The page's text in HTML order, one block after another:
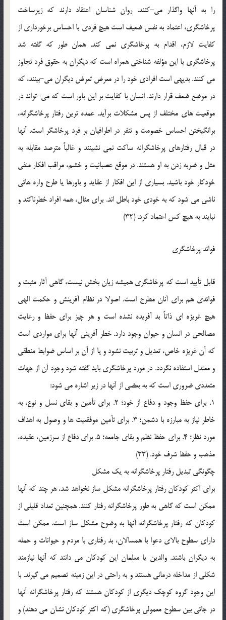
را به آنها واگذار می-کنند. روان شناسان اعتقاد دارند که زیرساخت
پرخاشگری، اعتماد به نفس ضعیف است هیچ فردی با احساس برخورداری از
کفایت لازم، اقدام به پرخاشگری نمی کند. همان طور که گفته شد
پرخاشگری با این مؤلفه شناختی همراه است که دیگران به حقوق فرد تجاوز
می کنند. بدیهی است افرادی خود را در معرض تعرض دیگران می-بینند، که
در موضع ضعف قرار دارند. انسان با کفایت بر این باور است که می-تواند در
موقعیت های مختلف از پس مشکلات برآید. عمده ترین رفتار پرخاشگرانه،
برانگیختن احساس خصومت و تنفر در اطرافیان بر فرد پرخاشگر است. آنها
در قبال رفتارهای پرخاشگرانه ساکت نمی نشینند و غالباً مترصد مقابله به
مثل و ضربه زدن به او هستند. در موقع عصبانیت و خشم، مراقب افکار منفی
خودکار خود باشید. بسیاری از این افکار از عقاید و باورها یا طرح واره هائی
ناشی می شود که به خودی خود باطل اند. برای مثال، همه افراد خطرناکند و
نبایند به هیچ کس اعتماد کرد. (32)
فوائد پرخاشگری
قابل تأیید است که پرخاشگری همیشه زیان بخش نیست، گاهی آثار مثبت و
فوائدی هم برای آنان مطرح است. اصولا در نظام آفرینش و حکمت الهی
هیچ غریزه ای ذاتاً بد آفریده نشده است و هر چیز برای حفظ و رعایت
مصالحی در انسان و حیوان وجود دارد. خطر آفرینی آنها برای مواردی است
که آن غریزه خاص، تعدیل و تربیت نشود و یا از آن بر اساس ضوابط منطقی
و معتدل استفاده نگردد. در مورد پرخاشگری باید گفته شود وجود آن از جهات
متعددی ضروری است که به بعضی از آنها در زیر اشاره می شود:
1. برای حفظ وجود و دفاع از خود؛ 2. برای تأمین و بقای نسل و نوع، به
خاطر نیاز به مبارزه با دشمن؛ 3. برای تأمین موفقعیت ها و وصول به اهداف
مورد نظر؛ 4. برای حفظ نظم و بقای جامعه؛ 5. برای دفاع از سرزمین، عقیده،
مذهب و حفظ شرف خود. (33)
چگونگی تبدیل رفتار پرخاشگرانه به یک مشکل
برای اکثر کودکان رفتار پرخاشگرانه مشکل ساز نخواهد شد، هر چند که آنها
ممکن است که گاهی به طور پرخاشگرانه رفتار کنند. همچنین تعداد قلیلی از
کودکان که رفتار پرخاشگرانه آنها به وضوح مشکل ساز است. ممکن است
دارای سطوح بالای دعوا با همسالان، بد رفتاری با مردم و حیوانات و حمله
به دیگران باشند. والدین یا معلمان این کودکان می دانند که آنها نیازمند
شکلی از مداخله درمانی هستند و به راحتی در این زمینه تصمیم می گیرند. با
این وجود گروه کوچک دیگری از کودکان هستند که رفتار پرخاشگرانه آنها
در جائی بین سطوح معمولی پرخاشگری (که اکثر کودکان نشان می دهند) و